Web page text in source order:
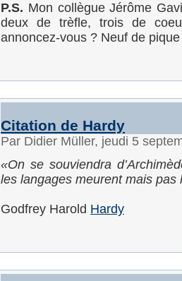
P.S. Mon collègue Jérôme
deux de trèfle, trois de
annoncez-vous ? Neuf de
Citation de Hardy
Par Didier Müller, jeudi 5
On se souviendra
les langages meurent mais
Godfrey Harold Hardy